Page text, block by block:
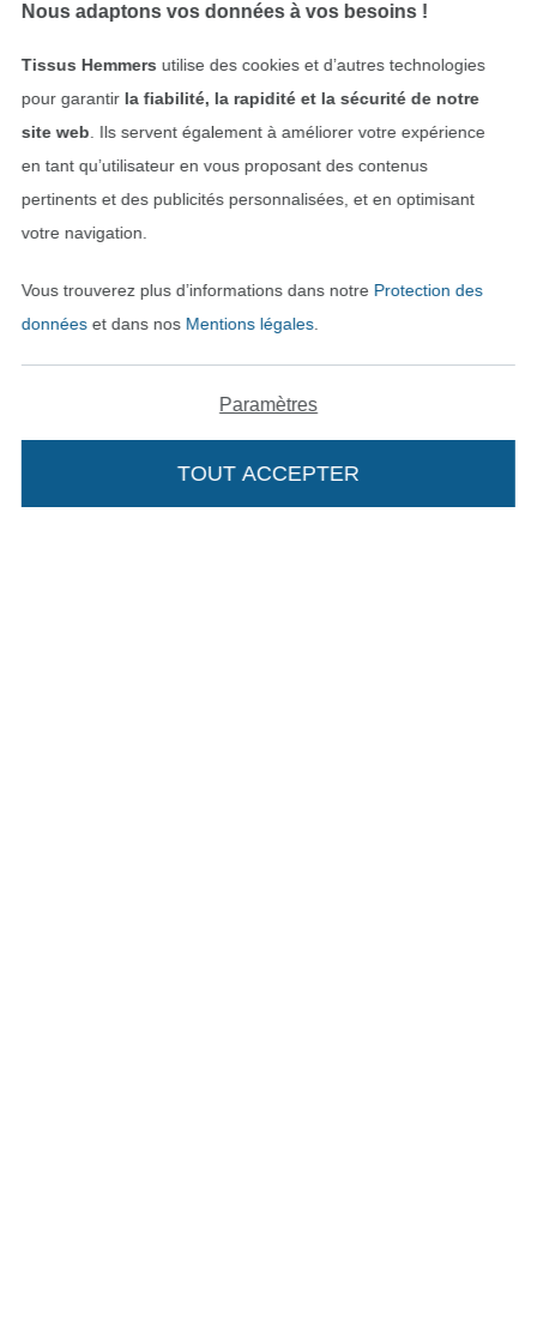
Payer avec
Nos partenaires logistiques
Nous adaptons vos données à vos besoins !
Tissus Hemmers utilise des cookies et d’autres technologies
pour garantir la fiabilité, la rapidité et la sécurité de notre
site web . Ils servent également à améliorer votre expérience
en tant qu’utilisateur en vous proposant des contenus
pertinents et des publicités personnalisées, et en optimisant
votre navigation.
Vous trouverez plus d’informations dans notre Protection des
donnéeset dans nos Mentions légales.
Paramètres
TOUT ACCEPTER